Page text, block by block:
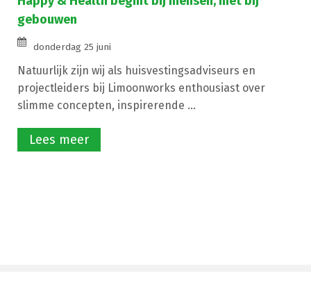
gebouwen
donderdag 25 juni
Natuurlijk zijn wij als huisvestingsadviseurs en
projectleiders bij Limoonworks enthousiast over
slimme concepten, inspirerende ...
Lees meer